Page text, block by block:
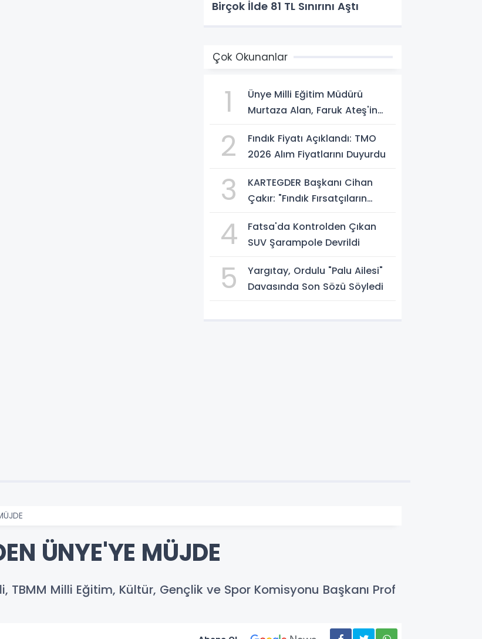
Birçok İlde 81 TL Sınırını Aştı
Çok Okunanlar
1
Ünye Milli Eğitim Müdürü
Murtaza Alan, Faruk Ateş'in
2
Fındık Fiyatı Açıklandı: TMO
2026 Alım Fiyatlarını Duyurdu
3
KARTEGDER Başkanı Cihan
Çakır: "Fındık Fırsatçıların
4
Fatsa'da Kontrolden Çıkan
SUV Şarampole Devrildi
5
Yargıtay, Ordulu "Palu Ailesi"
Davasında Son Sözü Söyledi
ÜNYE'YE MÜJDE
Milli Eğitim, Kültür, Gençlik ve Spor Komisyonu Başkanı Prof